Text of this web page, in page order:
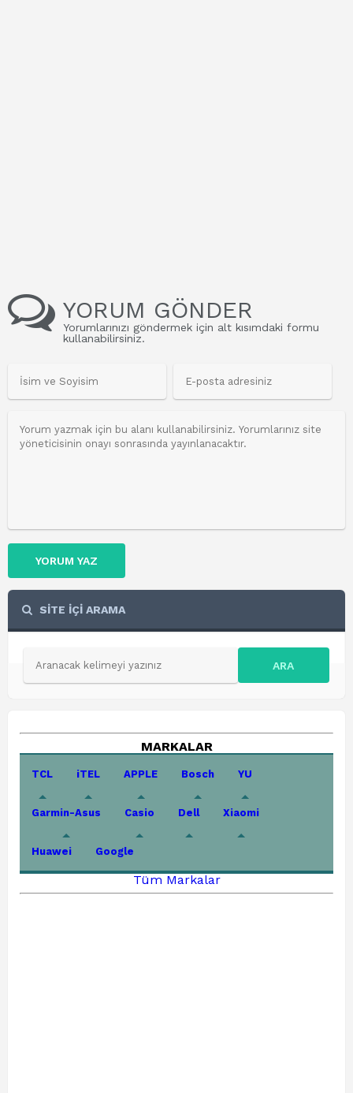
YORUM GÖNDER
Yorumlarınızı göndermek için alt kısımdaki formu
kullanabilirsiniz.
YORUM YAZ
SİTE İÇİ ARAMA
ARA
MARKALAR
TCL iTEL APPLE Bosch YU
Garmin-Asus Casio Dell Xiaomi
Huawei Google
Tüm Markalar